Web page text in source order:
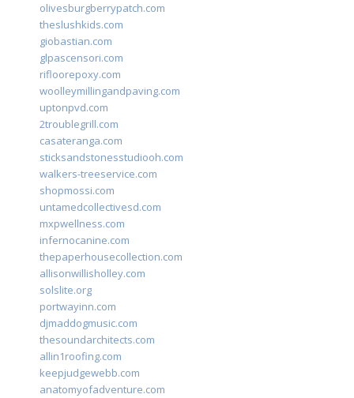
olivesburgberrypatch.com
theslushkids.com
giobastian.com
glpascensori.com
rifloorepoxy.com
woolleymillingandpaving.com
uptonpvd.com
2troublegrill.com
casateranga.com
sticksandstonesstudiooh.com
walkers-treeservice.com
shopmossi.com
untamedcollectivesd.com
mxpwellness.com
infernocanine.com
thepaperhousecollection.com
allisonwillisholley.com
solslite.org
portwayinn.com
djmaddogmusic.com
thesoundarchitects.com
allin1roofing.com
keepjudgewebb.com
anatomyofadventure.com